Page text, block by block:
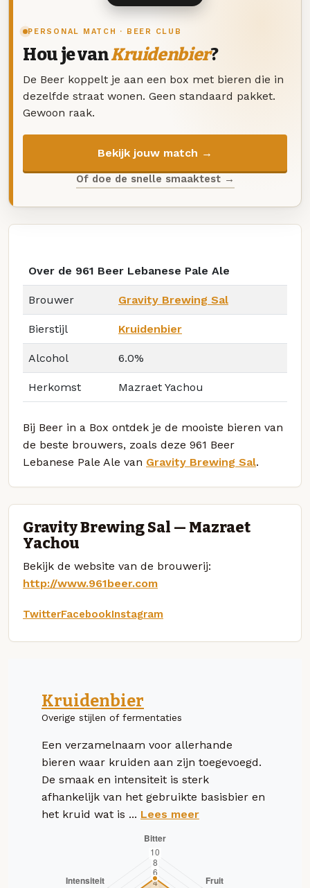
PERSONAL MATCH · BEER CLUB
Hou je vanKruidenbier?
De Beer koppelt je aan een box met bieren die in
dezelfde straat wonen. Geen standaard pakket.
Gewoon raak.
Bekijk jouw match →
Of doe de snelle smaaktest →
Over de 961 Beer Lebanese Pale Ale
Brouwer Gravity Brewing Sal
Bierstijl Kruidenbier
Alcohol 6.0%
Herkomst Mazraet Yachou
Bij Beer in a Box ontdek je de mooiste bieren van
de beste brouwers, zoals deze 961 Beer
Lebanese Pale Ale van Gravity Brewing Sal.
Gravity Brewing Sal — Mazraet
Yachou
Bekijk de website van de brouwerij:
http://www.961beer.com
TwitterFacebookInstagram
Kruidenbier
Overige stijlen of fermentaties
Een verzamelnaam voor allerhande
bieren waar kruiden aan zijn toegevoegd.
De smaak en intensiteit is sterk
afhankelijk van het gebruikte basisbier en
het kruid wat is ... Lees meer